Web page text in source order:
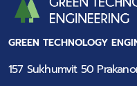
GREEN TECHNOLOGY
157 Sukhumvit 50